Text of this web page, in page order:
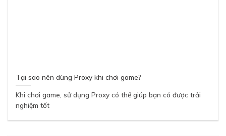
Tại sao nên dùng Proxy khi chơi game?
Khi chơi game, sử dụng Proxy có thể giúp bạn có được trải
nghiệm tốt